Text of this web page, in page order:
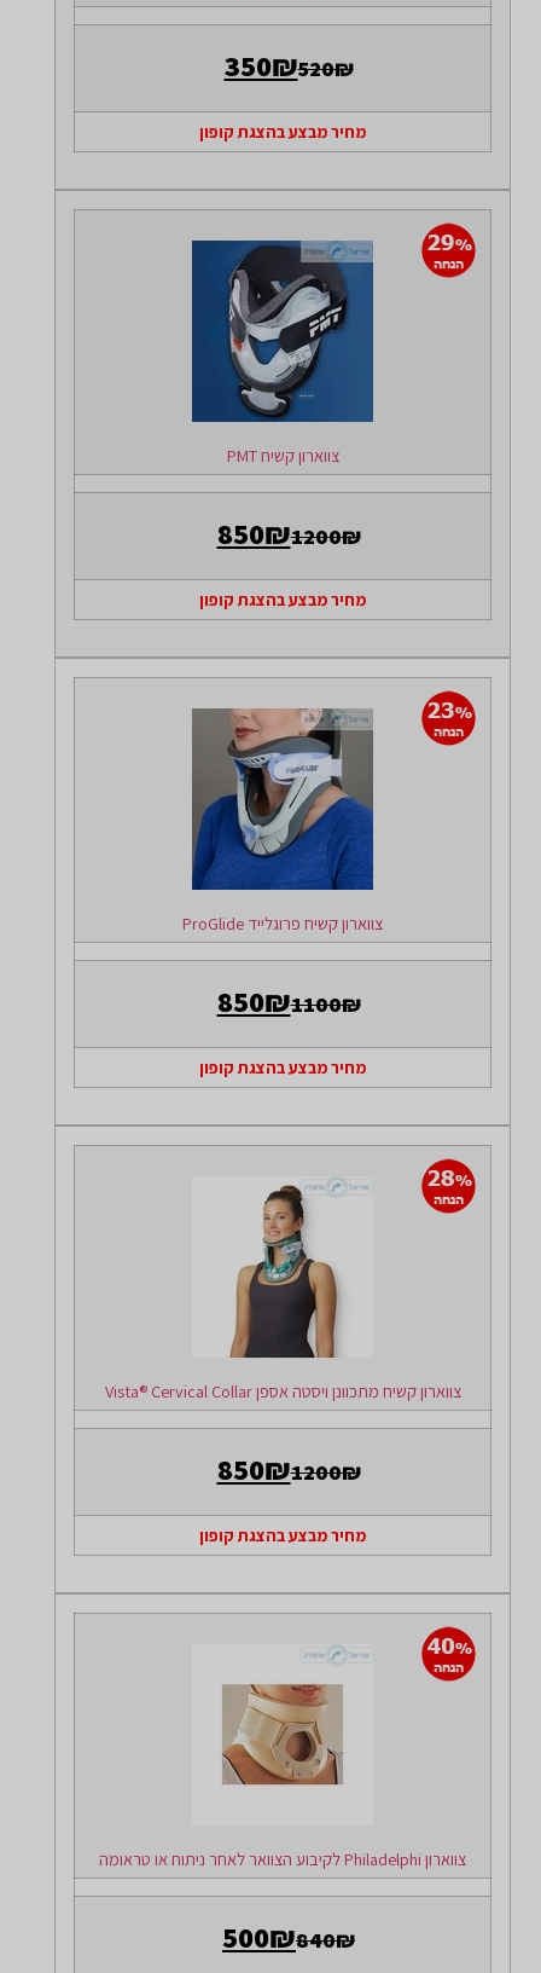
350₪520₪
מחיר מבצע בהצגת קופון
צווארון קשיח PMT
850₪1200₪
מחיר מבצע בהצגת קופון
צווארון קשיח פרוגלייד ProGlide
850₪1100₪
מחיר מבצע בהצגת קופון
צווארון קשיח מתכוונן ויסטה אספן Vista® Cervical Collar
850₪1200₪
מחיר מבצע בהצגת קופון
צווארון Philadelphi לקיבוע הצוואר לאחר ניתוח או טראומה
500₪840₪